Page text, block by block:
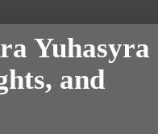
Yuhasyra
and